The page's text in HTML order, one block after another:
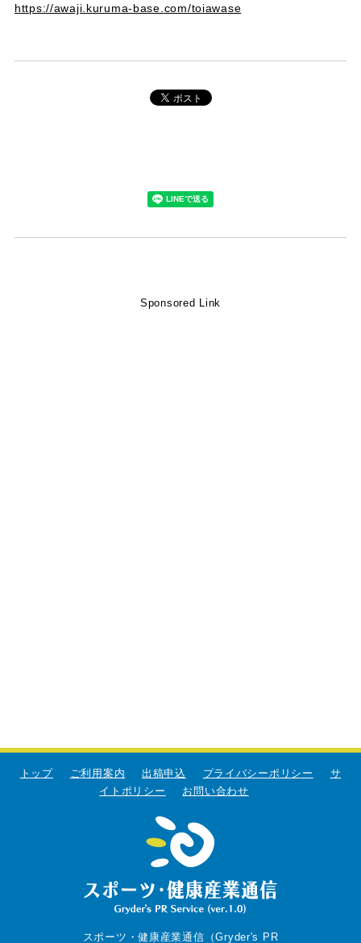
https://awaji.kuruma-base.com/toiawase
Sponsored Link
トップ ご利用案内 出稿申込 プライバシーポリシー
サ
イトポリシー
お問い合わせ
スポーツ・健康産業通信（Gryder's PR